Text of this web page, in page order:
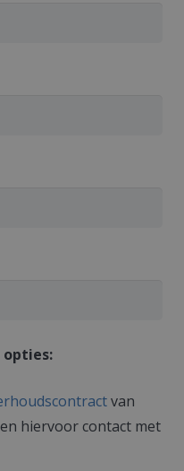
opties:
van
hiervoor contact met